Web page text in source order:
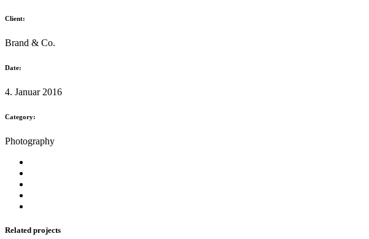
Client:
Brand & Co.
Date:
4. Januar 2016
Category:
Photography
Related projects